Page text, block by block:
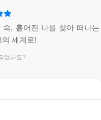
속, 흩어진 나를 찾아 떠나
세계로!
었나요?